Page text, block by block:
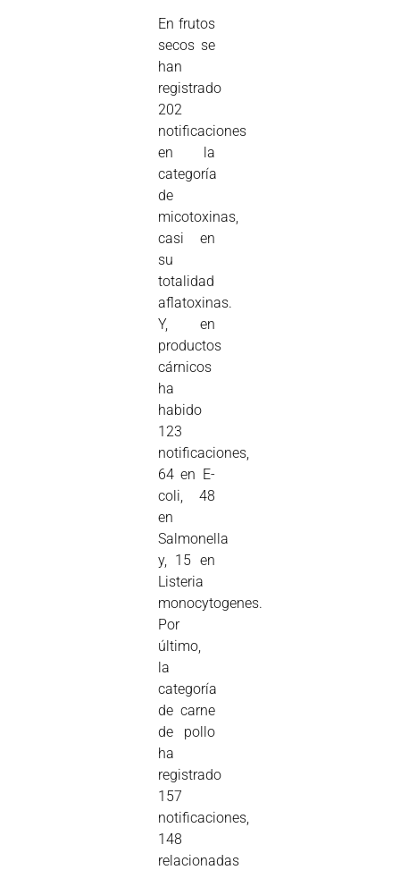
En frutos
secos se
han
registrado
202
notificaciones
en la
categoría
de
micotoxinas,
casi en
su
totalidad
aflatoxinas.
Y, en
productos
cárnicos
ha
habido
123
notificaciones,
64 en E-
coli, 48
en
Salmonella
y, 15 en
Listeria
monocytogenes.
Por
último,
la
categoría
de carne
de pollo
ha
registrado
157
notificaciones,
148
relacionadas